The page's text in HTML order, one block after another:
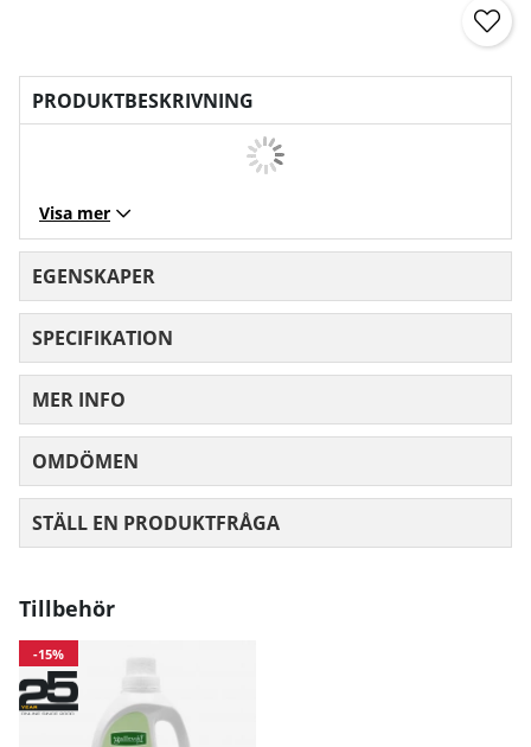
PRODUKTBESKRIVNING
Visa mer
EGENSKAPER
SPECIFIKATION
MER INFO
OMDÖMEN
STÄLL EN PRODUKTFRÅGA
Tillbehör
-15%